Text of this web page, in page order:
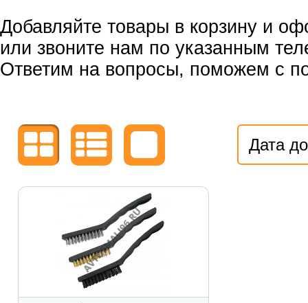
Добавляйте товары в корзину и
или звоните нам по указанным
Ответим на вопросы, поможем с
Дата